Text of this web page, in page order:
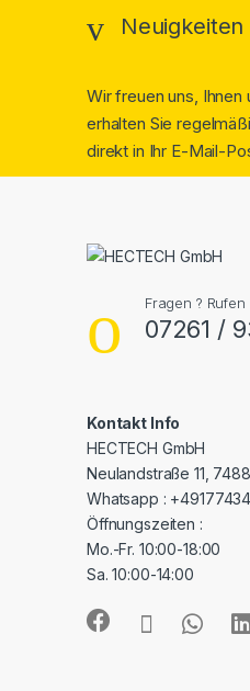
Wir freuen uns,
erhalten Sie
direkt in Ihr E-Mail-
Fragen ?
07261 /
Kontakt Info
HECTECH GmbH
Neulandstraße 11,
Whatsapp :
Öffnungszeiten :
Mo.-Fr. 10:00-18:00
Sa. 10:00-14:00